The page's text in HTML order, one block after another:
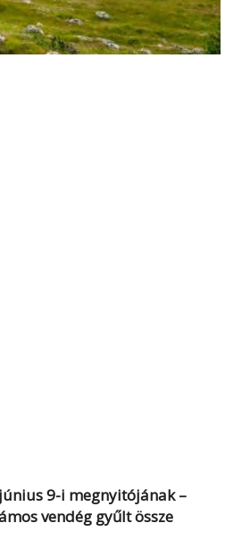
9-i megnyitójának –
vendég gyűlt össze